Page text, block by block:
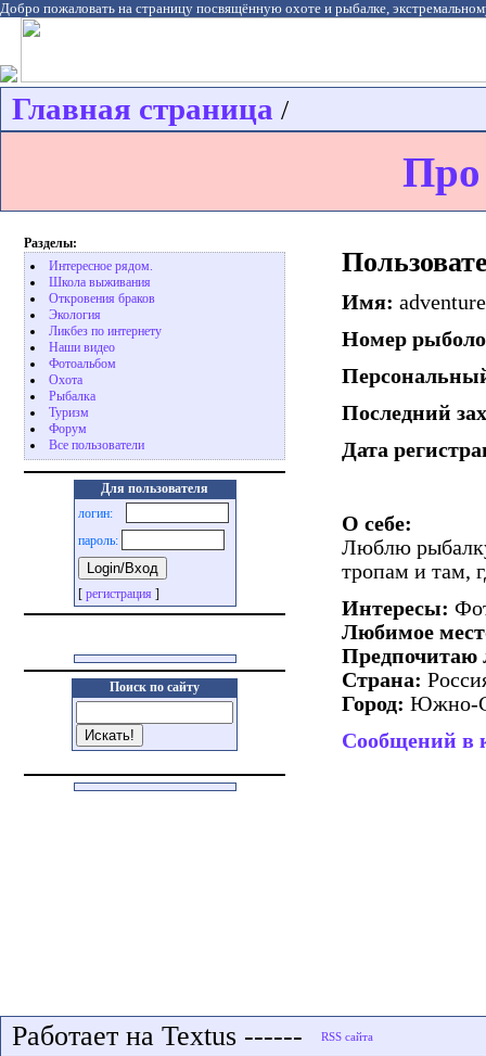
Добро пожаловать на страницу посвящённую охоте и рыбалке,
Главная страница /
Про
Разделы:
Интересное рядом.
Школа выживания
Откровения браков
Экология
Ликбез по интернету
Наши видео
Фотоальбом
Охота
Pыбалка
Туризм
Форум
Все пользователи
Для пользователя
логин:
пароль:
[ регистрация ]
Поиск по сайту
Имя:
Номер
Последний
Дата
О себе:
Люблю
тропам и там,
Интересы:
Любимое
Предпочитаю
Страна:
Город: Южно-
Сообщений в
Работает на Textus ------